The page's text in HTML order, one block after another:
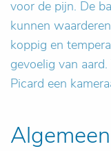
voor de pijn. De
kunnen
koppig en
gevoelig van
Picard een